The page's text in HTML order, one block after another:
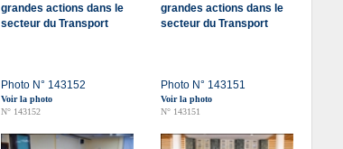
grandes actions dans le
secteur du Transport
Photo N° 143152
Voir la photo
N° 143152
grandes actions dans le
secteur du Transport
Photo N° 143151
Voir la photo
N° 143151